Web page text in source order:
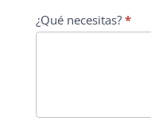
¿Qué necesitas? *